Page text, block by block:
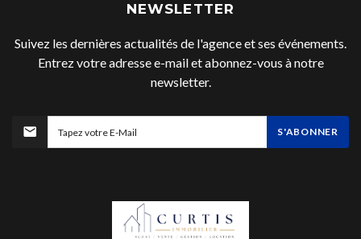
NEWSLETTER
Suivez les dernières actualités de l'agence et ses événements.
Entrez votre adresse e-mail et abonnez-vous à notre
newsletter.
S'ABONNER